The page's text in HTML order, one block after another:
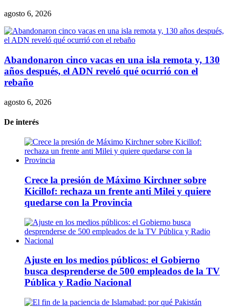
agosto 6, 2026
Abandonaron cinco vacas en una isla remota y, 130
años después, el ADN reveló qué ocurrió con el
rebaño
agosto 6, 2026
De interés
Crece la presión de Máximo Kirchner sobre
Kicillof: rechaza un frente anti Milei y quiere
quedarse con la Provincia
Ajuste en los medios públicos: el Gobierno
busca desprenderse de 500 empleados de la TV
Pública y Radio Nacional